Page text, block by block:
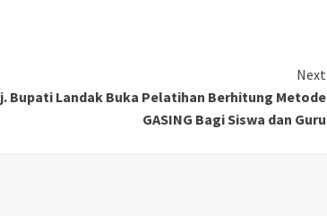
Next
Bupati Landak Buka Pelatihan Berhitung Metode
GASING Bagi Siswa dan Guru